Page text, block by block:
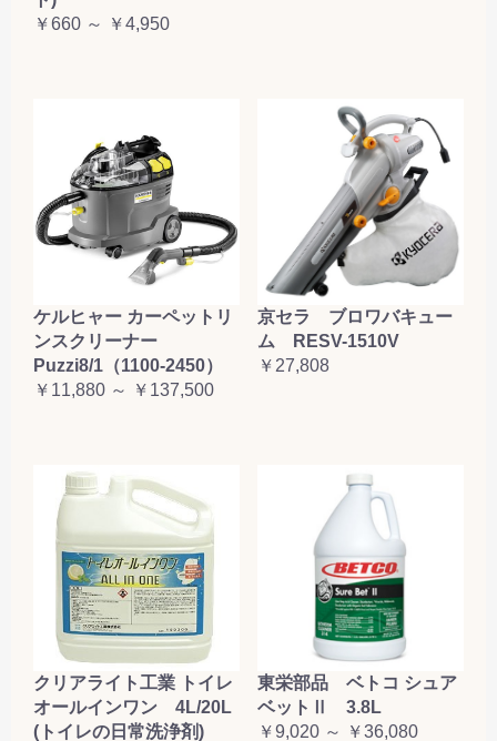
￥660 ～ ￥4,950
ケルヒャー カーペットリ
ンスクリーナー
Puzzi8/1（1100-2450）
￥11,880 ～ ￥137,500
京セラ ブロワバキュー
ム RESV-1510V
￥27,808
クリアライト工業 トイレ
オールインワン 4L/20L
(トイレの日常洗浄剤)
東栄部品 ベトコ シュア
ベットⅡ 3.8L
￥9,020 ～ ￥36,080